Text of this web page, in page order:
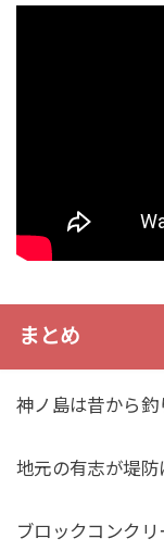
まとめ
神ノ島は昔から釣
地元の有志が堤防
ブロックコンク